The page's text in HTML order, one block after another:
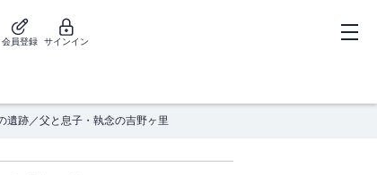
会員登録 サインイン
跡／父と息子・執念の吉野ヶ里